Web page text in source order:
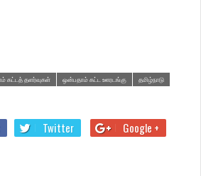
கட்டத் தளர்வுகள் ஒன்பதாம் கட்ட ஊரடங்கு தமிழ்நாடு
Twitter Google +